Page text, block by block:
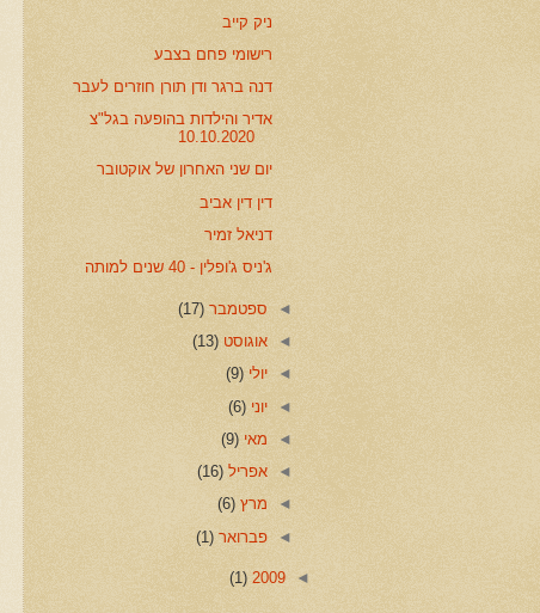
ניק קייב
רישומי פחם בצבע
דנה ברגר ודן תורן חוזרים לעבר
אדיר והילדות בהופעה בגל"צ
10.10.2020
יום שני האחרון של אוקטובר
דין דין אביב
דניאל זמיר
ג'ניס ג'ופלין - 40 שנים למותה
◄ ספטמבר(17)
◄אוגוסט(13)
◄יולי(9)
◄יוני(6)
◄ מאי(9)
◄אפריל(16)
◄ מרץ(6)
◄פברואר(1)
◄
2009
(1)